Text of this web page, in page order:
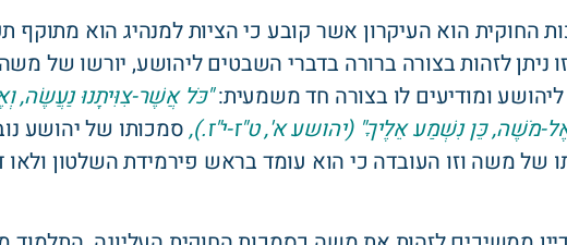
החוקית הוא העיקרון אשר קובע כי הציות למנהיג הוא מתוקף
ניתן לזהות בצורה ברורה בדברי השבטים ליהושע, יורשו של
ומודיעים לו בצורה חד משמעית:"כֹּל אֲשֶׁר-צִוִּיתָנוּ נַעֲשֶׂה,
מֹשֶׁה, כֵּן נִשְׁמַע אֵלֶיךָ" (יהושע א', ט"ז-י"ז.),סמכותו של יהושע
משה וזו העובדה כי הוא עומד בראש פירמידת השלטון ולאו